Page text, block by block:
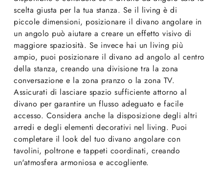
scelta giusta per la tua stanza. Se il living è di
piccole dimensioni, posizionare il divano angolare in
un angolo può aiutare a creare un effetto visivo di
maggiore spaziosità. Se invece hai un living più
ampio, puoi posizionare il divano ad angolo al centro
della stanza, creando una divisione tra la zona
conversazione e la zona pranzo o la zona TV.
Assicurati di lasciare spazio sufficiente attorno al
divano per garantire un flusso adeguato e facile
accesso. Considera anche la disposizione degli altri
arredi e degli elementi decorativi nel living. Puoi
completare il look del tuo divano angolare con
tavolini, poltrone e tappeti coordinati, creando
un'atmosfera armoniosa e accogliente.